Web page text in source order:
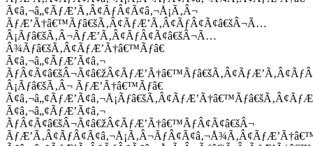
Ã¢â‚¬â„¢ÃƒÆ’Ã‚Â¢ÃƒÂ¢Ã¢â‚¬Å¡Ã‚Â¬
ÃƒÆ’Ã†â€™Ãƒâ€šÃ‚Â¢ÃƒÆ’Ã‚Â¢ÃƒÂ¢Ã¢â€šÂ¬Ã…
Â¡Ãƒâ€šÃ‚Â¬ÃƒÆ’Ã‚Â¢ÃƒÂ¢Ã¢â€šÂ¬Ã…
Â¾Ãƒâ€šÃ‚Â¢ÃƒÆ’Ã†â€™Ãƒâ€
Ã¢â‚¬â„¢ÃƒÆ’Ã¢â‚¬
Â¡Ãƒâ€šÃ‚Â¬ ÃƒÆ’Ã†â€™Ãƒâ€
Ã¢â‚¬â„¢ÃƒÆ’Ã¢â‚¬
ÃƒÂ¢Ã¢â€šÂ¬Ã¢â€žÂ¢ÃƒÆ’Ã†â€™ÃƒÂ¢Ã¢â€šÂ¬